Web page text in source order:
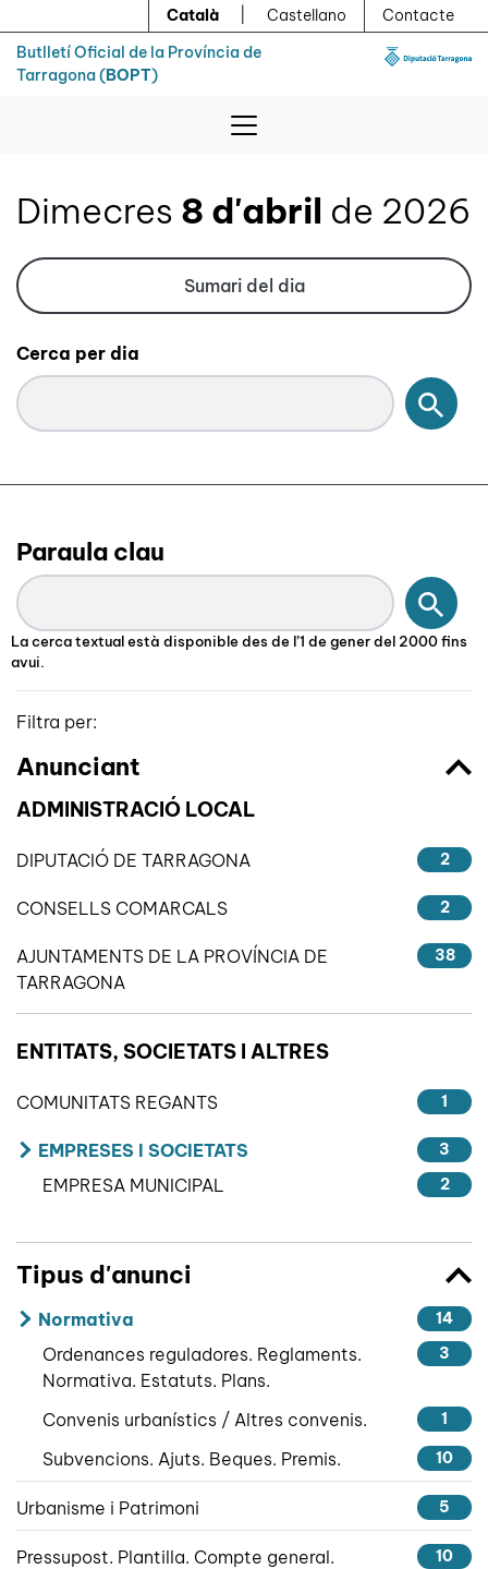
Català Castellano
Contacte
Butlletí Oficial de la Província de
Tarragona (BOPT)
Dimecres 8 d'abril de 2026
Sumari del dia
Cerca per dia
Paraula clau
La cerca textual està disponible des de l’1 de gener del 2000 fins
avui.
Filtra per:
Anunciant
ADMINISTRACIÓ LOCAL
DIPUTACIÓ DE TARRAGONA 2
CONSELLS COMARCALS 2
AJUNTAMENTS DE LA PROVÍNCIA DE
TARRAGONA
38
ENTITATS, SOCIETATS I ALTRES
COMUNITATS REGANTS 1
EMPRESES I SOCIETATS 3
EMPRESA MUNICIPAL 2
Tipus d'anunci
Normativa 14
Ordenances reguladores. Reglaments.
Normativa. Estatuts. Plans.
3
Convenis urbanístics / Altres convenis. 1
Subvencions. Ajuts. Beques. Premis. 10
Urbanisme i Patrimoni 5
Pressupost. Plantilla. Compte general. 10